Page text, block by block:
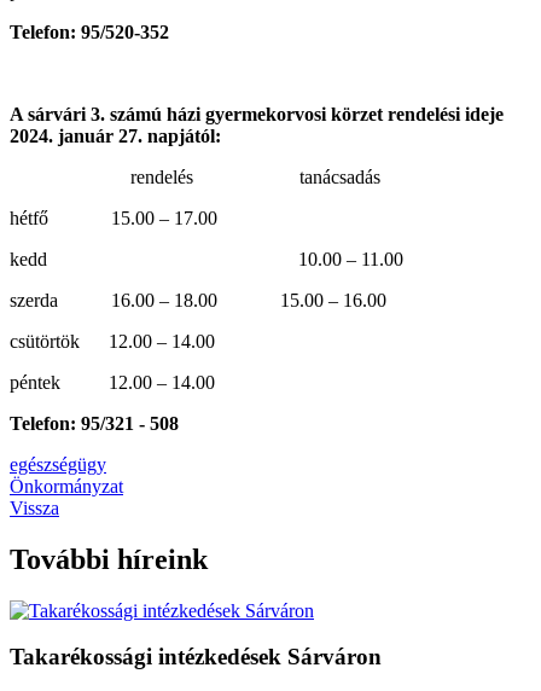
Telefon: 95/520-352
A sárvári 3. számú házi gyermekorvosi körzet rendelési ideje
2024. január 27. napjától:
rendelés tanácsadás
hétfő 15.00 – 17.00
kedd 10.00 – 11.00
szerda 16.00 – 18.00 15.00 – 16.00
csütörtök 12.00 – 14.00
péntek 12.00 – 14.00
Telefon: 95/321 - 508
egészségügy
Önkormányzat
Vissza
További híreink
Takarékossági intézkedések Sárváron